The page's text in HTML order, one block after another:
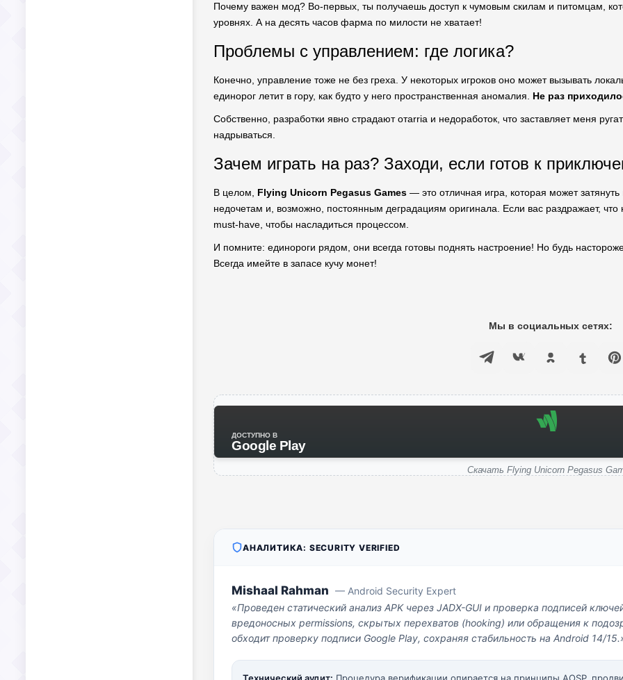
Почему важен мод? Во-первых, ты получаешь доступ к чумовым скилам и питомцам,
уровнях. А на десять часов фарма по милости не хватает!
Проблемы с управлением: где логика?
Конечно, управление тоже не без греха. У некоторых игроков оно может вызывать
единорог летит в гору, как будто у него пространственная аномалия. Не раз
Собственно, разработки явно страдают отarria и недоработок, что заставляет меня
надрываться.
Зачем играть на раз? Заходи, если готов к
В целом, Flying Unicorn Pegasus Games — это отличная игра, которая может
недочетам и, возможно, постоянным деградациям оригинала. Если вас раздражает,
must-have, чтобы насладиться процессом.
И помните: единороги рядом, они всегда готовы поднять настроение! Но будь
Всегда имейте в запасе кучу монет!
Мы в социальных сетях:
ДОСТУПНО В
Google Play
Скачать Flying Unicorn Pegasus
АНАЛИТИКА: SECURITY VERIFIED
Mishaal Rahman — Android Security Expert
«Проведен статический анализ APK через JADX-GUI и проверка подписей
вредоносных permissions, скрытых перехватов (hooking) или обращения к
обходит проверку подписи Google Play, сохраняя стабильность на Android 14/